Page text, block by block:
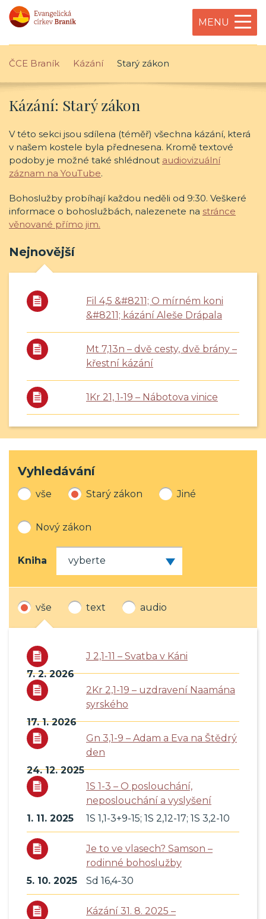
MENU
ČCE Braník Kázání Starý zákon
Kázání: Starý zákon
V této sekci jsou sdílena (téměř) všechna kázání, která
v našem kostele byla přednesena. Kromě textové
podoby je možné také shlédnout audiovizuální
záznam na YouTube.
Bohoslužby probíhají každou neděli od 9:30. Veškeré
informace o bohoslužbách, nalezenete na stránce
věnované přímo jim.
Nejnovější
Fil 4,5 &#8211; O mírném koni
&#8211; kázání Aleše Drápala
Mt 7,13n – dvě cesty, dvě brány –
křestní kázání
1Kr 21, 1-19 – Nábotova vinice
Vyhledávání
vše Starý zákon Jiné
Nový zákon
Kniha
vše text audio
J 2,1-11 – Svatba v Káni
7. 2. 2026
2Kr 2,1-19 – uzdravení Naamána
syrského
17. 1. 2026
Gn 3,1-9 – Adam a Eva na Štědrý
den
24. 12. 2025
1S 1-3 – O poslouchání,
neposlouchání a vyslyšení
1. 11. 2025
1S 1,1-3+9-15; 1S 2,12-17; 1S 3,2-10
Je to ve vlasech? Samson –
rodinné bohoslužby
5. 10. 2025
Sd 16,4-30
Kázání 31. 8. 2025 –